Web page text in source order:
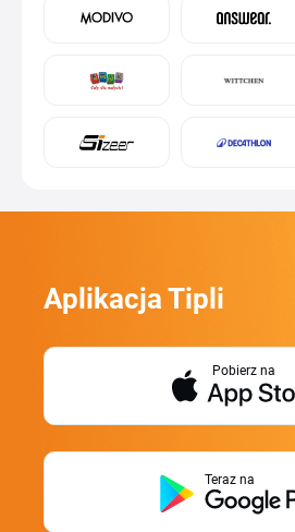
Aplikacja Tipli
Pobierz na
Teraz na